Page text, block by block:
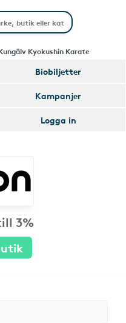
Kyokushin Karate
Biobiljetter
Kampanjer
Logga in
3%